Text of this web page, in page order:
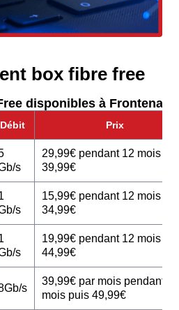
box fibre free
disponibles à Frontenas :
Débit Prix
s
29,99€ pendant 12 mois
39,99€
s
15,99€ pendant 12 mois
34,99€
s
19,99€ pendant 12 mois
44,99€
s
39,99€ par mois pendant 12
mois puis 49,99€